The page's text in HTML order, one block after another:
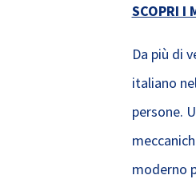
SCOPRI I
Da più di
italiano
persone.
moderno